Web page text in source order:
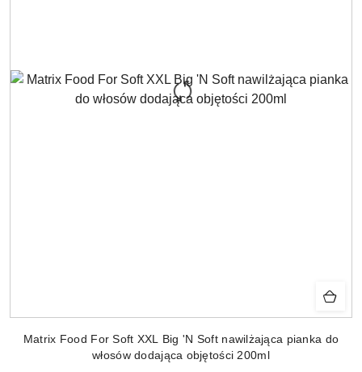
Matrix Food For Soft XXL Big 'N Soft nawilżająca pianka do
włosów dodająca objętości 200ml